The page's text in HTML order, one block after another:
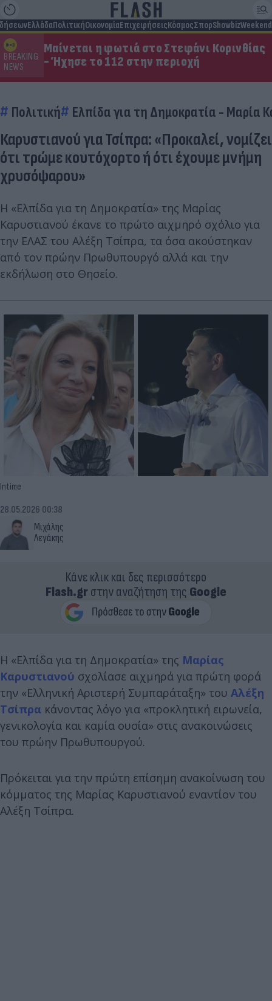
ΕλλάδαΠολιτικήΟικονομίαΕπιχειρήσειςΚόσμοςΣπορShowbizWeekend
BREAKING
NEWS
Μαίνεται η φωτιά στο Στεφάνι Κορινθίας
- Ήχησε το 112 στην περιοχή
Πολιτική Ελπίδα για τη Δημοκρατία - Μαρία
Καρυστιανού για Τσίπρα: «Προκαλεί, νομίζει
ότι τρώμε κουτόχορτο ή ότι έχουμε μνήμη
χρυσόψαρου»
Η «Ελπίδα για τη Δημοκρατία» της Μαρίας
Καρυστιανού έκανε το πρώτο αιχμηρό σχόλιο για
την ΕΛΑΣ του Αλέξη Τσίπρα, τα όσα ακούστηκαν
από τον πρώην Πρωθυπουργό αλλά και την
εκδήλωση στο Θησείο.
Intime
Μιχάλης
Λεγάκης
28.05.2026 00:38
Κάνε κλικ και δες περισσότερο
Flash.grστην αναζήτηση της Google
Η «Ελπίδα για τη Δημοκρατία» της Μαρίας
Καρυστιανού σχολίασε αιχμηρά για πρώτη φορά
την «Ελληνική Αριστερή Συμπαράταξη» του Αλέξη
Τσίπρα κάνοντας λόγο για «προκλητική ειρωνεία,
γενικολογία και καμία ουσία» στις ανακοινώσεις
του πρώην Πρωθυπουργού.
Πρόκειται για την πρώτη επίσημη ανακοίνωση του
κόμματος της Μαρίας Καρυστιανού εναντίον του
Αλέξη Τσίπρα.